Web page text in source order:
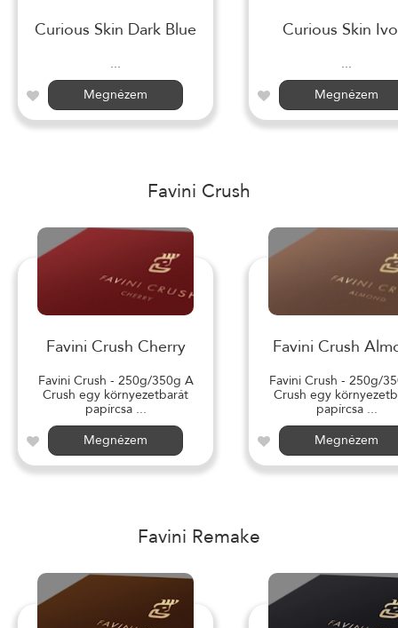
Curious Skin Dark Blue
...
Megnézem
Curious Skin
...
Megnézem
Favini Crush
Favini Crush Cherry
Favini Crush - 250g/350g A
Crush egy környezetbarát
papírcsa ...
Megnézem
Favini Crush
Favini Crush - 250g/
Crush egy
papírcsa ...
Megnézem
Favini Remake